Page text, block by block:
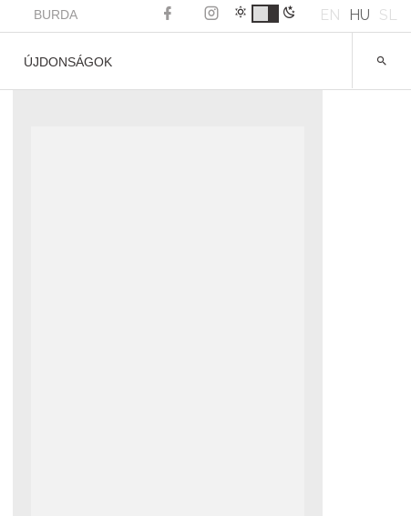
BURDA EN HU SL
ÚJDONSÁGOK